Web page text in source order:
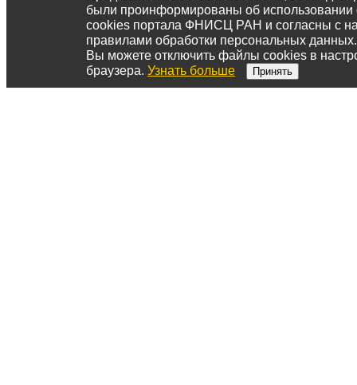
были проинформированы об
cookies портала ФНИСЦ РАН и согласны с
правилами обработки персональных данных.
Вы можете отключить файлы cookies в
браузера. Узнать больше Принять